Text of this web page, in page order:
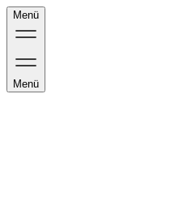
Menü
Menü